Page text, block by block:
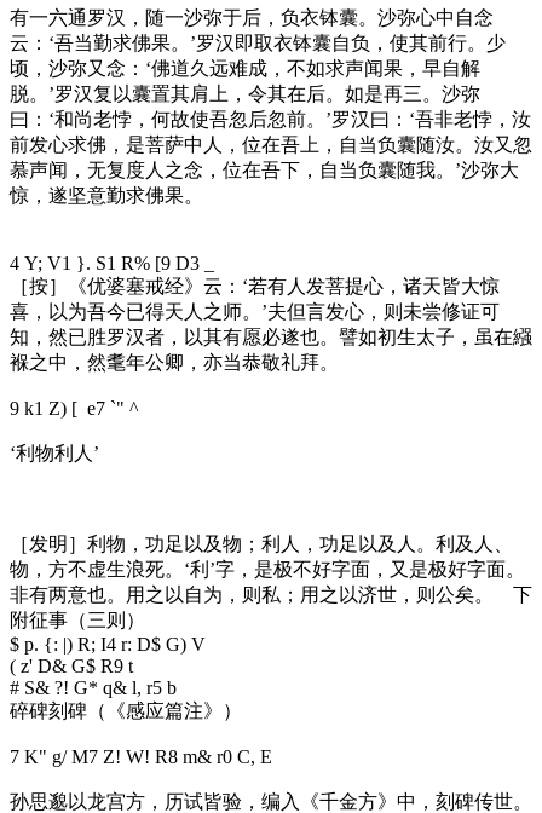
有一六通罗汉，随一沙弥于后，负衣钵囊。沙弥心中自念
云：‘吾当勤求佛果。’罗汉即取衣钵囊自负，使其前行。少
顷，沙弥又念：‘佛道久远难成，不如求声闻果，早自解
脱。’罗汉复以囊置其肩上，令其在后。如是再三。沙弥
曰：‘和尚老悖，何故使吾忽后忽前。’罗汉曰：‘吾非老悖，汝
前发心求佛，是菩萨中人，位在吾上，自当负囊随汝。汝又忽
慕声闻，无复度人之念，位在吾下，自当负囊随我。’沙弥大
惊，遂坚意勤求佛果。
4 Y; V1 }. S1 R% [9 D3 _
［按］《优婆塞戒经》云：‘若有人发菩提心，诸天皆大惊
喜，以为吾今已得天人之师。’夫但言发心，则未尝修证可
知，然已胜罗汉者，以其有愿必遂也。譬如初生太子，虽在繦
褓之中，然耄年公卿，亦当恭敬礼拜。
9 k1 Z) [ e7 `" ^
‘利物利人’
［发明］利物，功足以及物；利人，功足以及人。利及人、
物，方不虚生浪死。‘利’字，是极不好字面，又是极好字面。
非有两意也。用之以自为，则私；用之以济世，则公矣。 下
附征事（三则）
$ p. {: |) R; I4 r: D$ G) V
( z' D& G$ R9 t
# S& ?! G* q& l, r5 b
碎碑刻碑（《感应篇注》）
7 K" g/ M7 Z! W! R8 m& r0 C, E
孙思邈以龙宫方，历试皆验，编入《千金方》中，刻碑传世。